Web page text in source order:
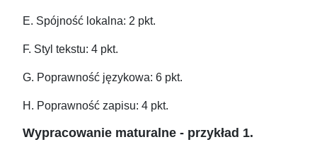
E. Spójność lokalna: 2 pkt.
F. Styl tekstu: 4 pkt.
G. Poprawność językowa: 6 pkt.
H. Poprawność zapisu: 4 pkt.
Wypracowanie maturalne - przykład 1.